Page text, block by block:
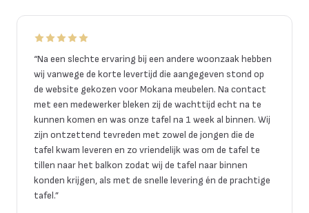
“Na een slechte ervaring bij een andere woonzaak hebben
wij vanwege de korte levertijd die aangegeven stond op
de website gekozen voor Mokana meubelen. Na contact
met een medewerker bleken zij de wachttijd echt na te
kunnen komen en was onze tafel na 1 week al binnen. Wij
zijn ontzettend tevreden met zowel de jongen die de
tafel kwam leveren en zo vriendelijk was om de tafel te
tillen naar het balkon zodat wij de tafel naar binnen
konden krijgen, als met de snelle levering én de prachtige
tafel.”